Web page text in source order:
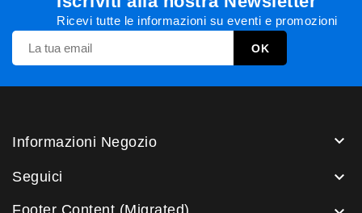
Ricevi tutte le informazioni su eventi e promozioni
Informazioni Negozio 
Seguici 